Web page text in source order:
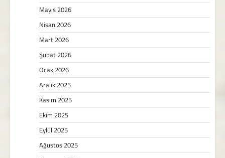
Mayıs 2026
Nisan 2026
Mart 2026
Şubat 2026
Ocak 2026
Aralık 2025
Kasım 2025
Ekim 2025
Eylül 2025
Ağustos 2025